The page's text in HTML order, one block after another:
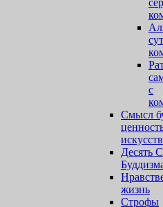
с
Смысл
Десять
жизнь
Строфы